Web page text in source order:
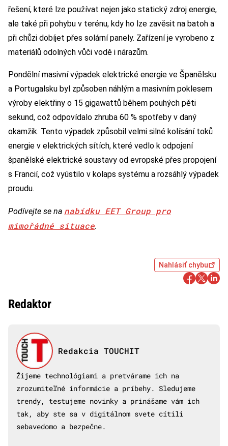
řešení, které lze používat nejen jako statický zdroj energie,
ale také při pohybu v terénu, kdy ho lze zavěsit na batoh a
při chůzi dobíjet přes solární panely. Zařízení je vyrobeno z
materiálů odolných vůči vodě i nárazům.
Pondělní masivní výpadek elektrické energie ve Španělsku
a Portugalsku byl způsoben náhlým a masivním poklesem
výroby elektřiny o 15 gigawattů během pouhých pěti
sekund, což odpovídalo zhruba 60 % spotřeby v daný
okamžik. Tento výpadek způsobil velmi silné kolísání toků
energie v elektrických sítích, které vedlo k odpojení
španělské elektrické soustavy od evropské přes propojení
s Francií, což vyústilo v kolaps systému a rozsáhlý výpadek
proudu.
Podívejte se na nabídku EET Group pro
mimořádné situace.
Nahlásiť chybu
Redaktor
Redakcia TOUCHIT
Žijeme technológiami a pretvárame ich na
zrozumiteľné informácie a príbehy. Sledujeme
trendy, testujeme novinky a prinášame vám ich
tak, aby ste sa v digitálnom svete cítili
sebavedomo a bezpečne.